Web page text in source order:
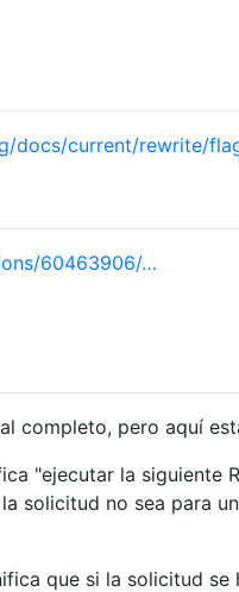
docs/current/rewrite/
60463906/…
completo, pero aquí
"ejecutar la siguiente
solicitud no sea para
que si la solicitud se